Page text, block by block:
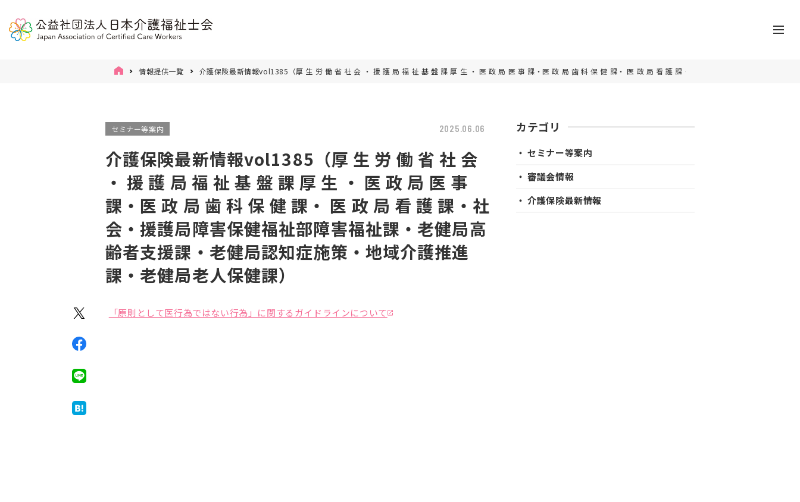
情報提供一覧 介護保険最新情報vol1385（厚 生 労 働 省 社 会 ・ 援 護 局 福 祉 基 盤 課 厚 生 ・ 医 政 局 医 事 課・医 政 局 歯 科 保 健 課・ 医 政 局 看 護 課・社会・援護局障害保健福祉部
セミナー等案内 2025.06.06
介護保険最新情報vol1385（厚 生 労 働 省 社 会
・ 援 護 局 福 祉 基 盤 課 厚 生 ・ 医 政 局 医 事
課・医 政 局 歯 科 保 健 課・ 医 政 局 看 護 課・社
会・援護局障害保健福祉部障害福祉課・老健局高
齢者支援課・老健局認知症施策・地域介護推進
課・老健局老人保健課）
「原則として医行為ではない行為」に関するガイドラインについて
カテゴリ
・ セミナー等案内
・ 審議会情報
・ 介護保険最新情報